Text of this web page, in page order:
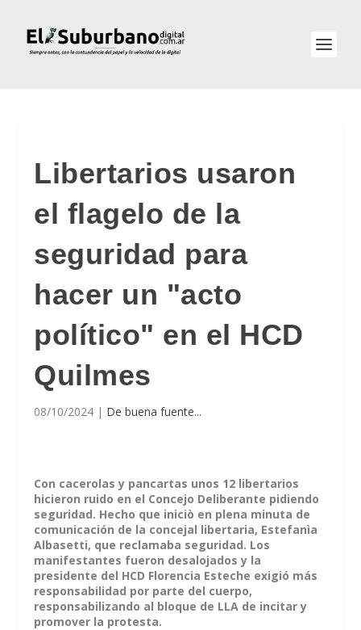
Libertarios usaron
el flagelo de la
seguridad para
hacer un "acto
político" en el HCD
Quilmes
08/10/2024 | De buena fuente...
Con cacerolas y pancartas unos 12 libertarios
hicieron ruido en el Concejo Deliberante pidiendo
seguridad. Hecho que iniciò en plena minuta de
comunicación de la concejal libertaria, Estefanìa
Albasetti, que reclamaba seguridad. Los
manifestantes fueron desalojados y la
presidente del HCD Florencia Esteche exigió más
responsabilidad por parte del cuerpo,
responsabilizando al bloque de LLA de incitar y
promover la protesta.